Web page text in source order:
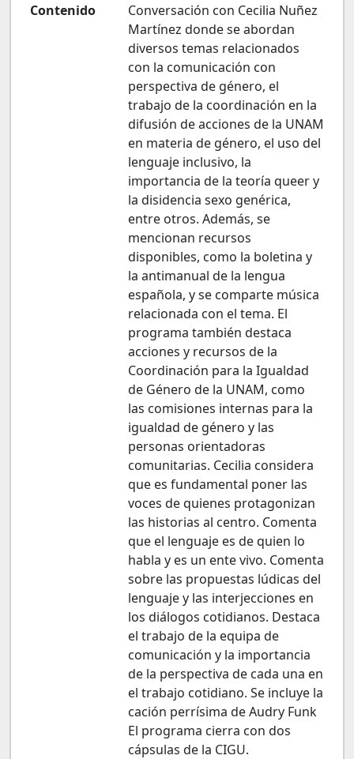
Contenido
Conversación con Cecilia Nuñez
Martínez donde se abordan
diversos temas relacionados
con la comunicación con
perspectiva de género, el
trabajo de la coordinación en la
difusión de acciones de la UNAM
en materia de género, el uso del
lenguaje inclusivo, la
importancia de la teoría queer y
la disidencia sexo genérica,
entre otros. Además, se
mencionan recursos
disponibles, como la boletina y
la antimanual de la lengua
española, y se comparte música
relacionada con el tema. El
programa también destaca
acciones y recursos de la
Coordinación para la Igualdad
de Género de la UNAM, como
las comisiones internas para la
igualdad de género y las
personas orientadoras
comunitarias. Cecilia considera
que es fundamental poner las
voces de quienes protagonizan
las historias al centro. Comenta
que el lenguaje es de quien lo
habla y es un ente vivo. Comenta
sobre las propuestas lúdicas del
lenguaje y las interjecciones en
los diálogos cotidianos. Destaca
el trabajo de la equipa de
comunicación y la importancia
de la perspectiva de cada una en
el trabajo cotidiano. Se incluye la
cación perrísima de Audry Funk
El programa cierra con dos
cápsulas de la CIGU.